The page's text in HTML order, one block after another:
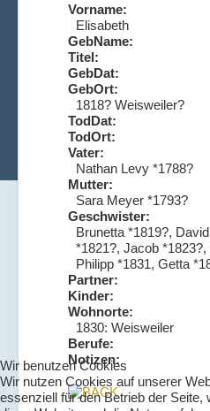
Vorname:
Elisabeth
GebName:
Titel:
GebDat:
GebOrt:
1818? Weisweiler?
TodDat:
TodOrt:
Vater:
Nathan Levy *1788?
Mutter:
Sara Meyer *1793?
Geschwister:
Brunetta *1819?,
*1821?, Jacob *1823?,
Philipp *1831, Getta
Partner:
Kinder:
Wohnorte:
1830: Weisweiler
Berufe:
Notizen:
Wir benutzen Cookies
Wir nutzen Cookies auf unserer
essenziell für den Betrieb der Seite,